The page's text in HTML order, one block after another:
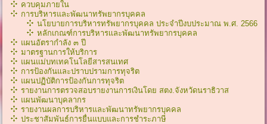
ควบคุมภายใน
การบริหารและพัฒนาทรัพยากรบุคคล
นโยบายการบริหารทรัพยากรบุคคล ประจำปีงบประมาณ พ.ศ. 2566
หลักเกณฑ์การบริหารเเละพัฒนาทรัพยากรบุคคล
แผนอัตรากำลัง ๓ ปี
มาตรฐานการให้บริการ
แผนแม่บทเทคโนโลยีสารสนเทศ
การป้องกันและปราบปรามการทุจริต
แผนปฏิบัติการป้องกันการทุจริต
รายงานการตรวจสอบรายงานการเงินโดย สตง.จังหวัดนราธิวาส
แผนพัฒนาบุคลากร
รายงานผลการบริหารและพัฒนาทรัพยากรบุคคล
ประชาสัมพันธ์การยื่นแบบและการชำระภาษี